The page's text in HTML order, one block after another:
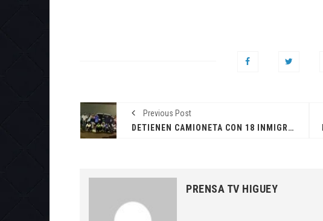
Previous Post
DETIENEN CAMIONETA CON 18 INMIGRANTES HAITIANOS INDOCUMENTADOS EN VALVERDE
PRENSA TV HIGUEY